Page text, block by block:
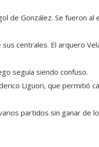
de González. Se fueron al
centrales. El arquero
seguía siendo confuso.
Liguori, que permitió
partidos sin ganar de